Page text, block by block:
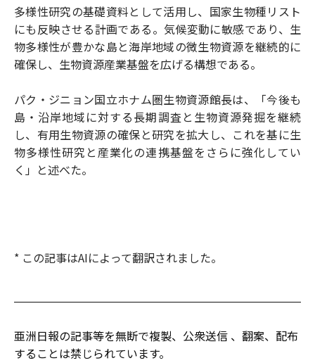
多様性研究の基礎資料として活用し、国家生物種リスト
にも反映させる計画である。気候変動に敏感であり、生
物多様性が豊かな島と海岸地域の微生物資源を継続的に
確保し、生物資源産業基盤を広げる構想である。
パク・ジニョン国立ホナム圏生物資源館長は、「今後も
島・沿岸地域に対する長期調査と生物資源発掘を継続
し、有用生物資源の確保と研究を拡大し、これを基に生
物多様性研究と産業化の連携基盤をさらに強化してい
く」と述べた。
* この記事はAIによって翻訳されました。
亜洲日報の記事等を無断で複製、公衆送信 、翻案、配布
することは禁じられています。